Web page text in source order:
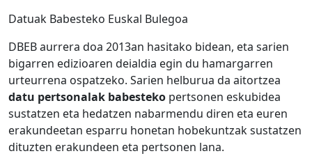
Datuak Babesteko Euskal Bulegoa
DBEB aurrera doa 2013an hasitako bidean, eta sarien
bigarren edizioaren deialdia egin du hamargarren
urteurrena ospatzeko. Sarien helburua da aitortzea
datu pertsonalak babesteko pertsonen eskubidea
sustatzen eta hedatzen nabarmendu diren eta euren
erakundeetan esparru honetan hobekuntzak sustatzen
dituzten erakundeen eta pertsonen lana.